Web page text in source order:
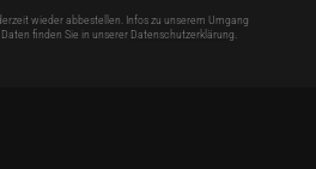
wieder abbestellen. Infos zu unserem Umgang
finden Sie in unserer Datenschutzerklärung